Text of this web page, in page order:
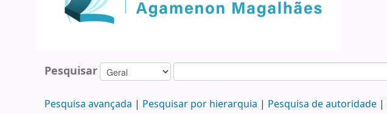
Pesquisar
Pesquisa avançada Pesquisar por hierarquia Pesquisa de autoridade